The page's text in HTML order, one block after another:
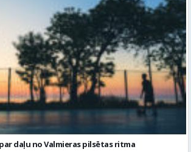
daļu no Valmieras pilsētas ritma